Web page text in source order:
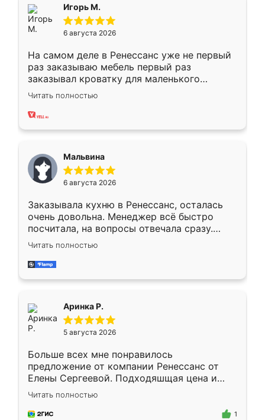
Игорь М.
6 августа 2026
На самом деле в Ренессанс уже не первый
раз заказываю мебель первый раз
заказывал кроватку для маленького
ребёнка при его рождении ,во второй раз
заказал шкаф-купе. По качеству очень
хорошее сборка достаточно быстрая,
меньше, здесь же он более разнообразный.
Мне нравится ,если что-то потребуется из
мебели буду заказывать только здесь.
Читать полностью
Мальвина
6 августа 2026
Заказывала кухню в Ренессанс, осталась
очень довольна. Менеджер всё быстро
посчитала, на вопросы отвечала сразу.
Замерщик приехал в субботу, подошёл к
делу со всей ответственностью. Собрали
за день, ребята работали аккуратно, даже
Читать полностью
Аринка Р.
5 августа 2026
Больше всех мне понравилось
предложение от компании Ренессанс от
Елены Сергеевой. Подходяшщая цена и
короткие сроки изготовления. Приехавший
для замера сотрудник Владислав
предложил по моему эскизу самый
Читать полностью
1